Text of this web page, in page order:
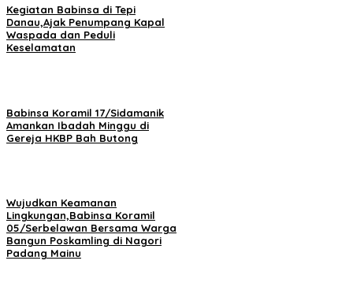
Kegiatan Babinsa di Tepi
Danau,Ajak Penumpang Kapal
Waspada dan Peduli
Keselamatan
Babinsa Koramil 17/Sidamanik
Amankan Ibadah Minggu di
Gereja HKBP Bah Butong
Wujudkan Keamanan
Lingkungan,Babinsa Koramil
05/Serbelawan Bersama Warga
Bangun Poskamling di Nagori
Padang Mainu